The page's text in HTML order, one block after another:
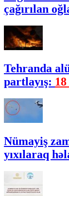
çağırılan
Tehranda
partlayış:
Nümayiş
yıxılaraq